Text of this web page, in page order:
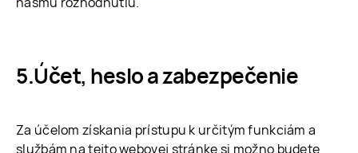
Účet, heslo a zabezpečenie
Za účelom získania prístupu k určitým funkciám a
službám na tejto webovej stránke si možno budete